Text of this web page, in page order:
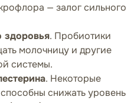
— залог сильного
здоровья. Пробиотики
молочницу и другие
системы.
. Некоторые
снижать уровень